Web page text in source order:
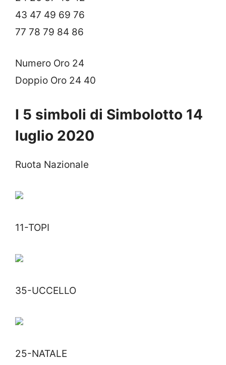
43 47 49 69 76
77 78 79 84 86
Numero Oro 24
Doppio Oro 24 40
I 5 simboli di Simbolotto 14
luglio 2020
Ruota Nazionale
11-TOPI
35-UCCELLO
25-NATALE